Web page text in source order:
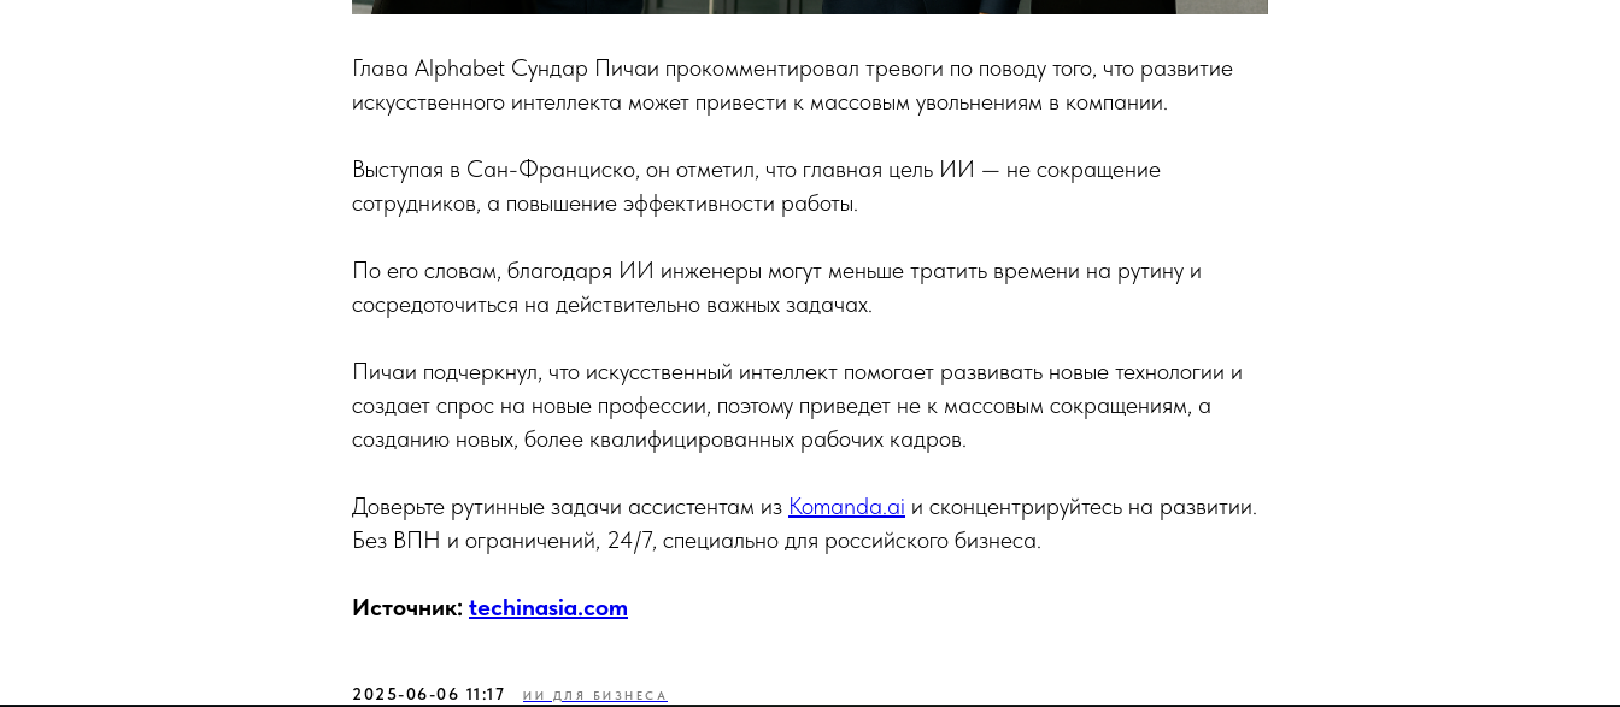
Глава Alphabet Сундар Пичаи прокомментировал тревоги по поводу того, что развитие
искусственного интеллекта может привести к массовым увольнениям в компании.
Выступая в Сан-Франциско, он отметил, что главная цель ИИ — не сокращение
сотрудников, а повышение эффективности работы.
По его словам, благодаря ИИ инженеры могут меньше тратить времени на рутину и
сосредоточиться на действительно важных задачах.
Пичаи подчеркнул, что искусственный интеллект помогает развивать новые технологии и
создает спрос на новые профессии, поэтому приведет не к массовым сокращениям, а
созданию новых, более квалифицированных рабочих кадров.
Доверьте рутинные задачи ассистентам из Komanda.ai и сконцентрируйтесь на развитии.
Без ВПН и ограничений, 24/7, специально для российского бизнеса.
Источник: techinasia.com
2025-06-06 11:17 ИИ ДЛЯ БИЗНЕСА